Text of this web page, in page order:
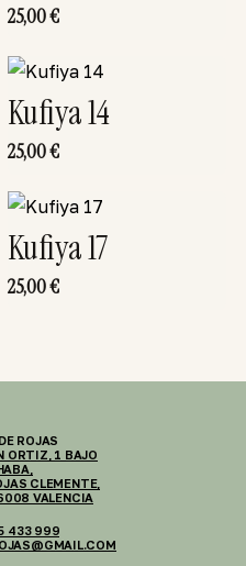
25,00€
Kufiya 14
25,00€
Kufiya 17
25,00€
ROJAS
ORTIZ, 1 BAJO
CLEMENTE,
VALENCIA
433 999